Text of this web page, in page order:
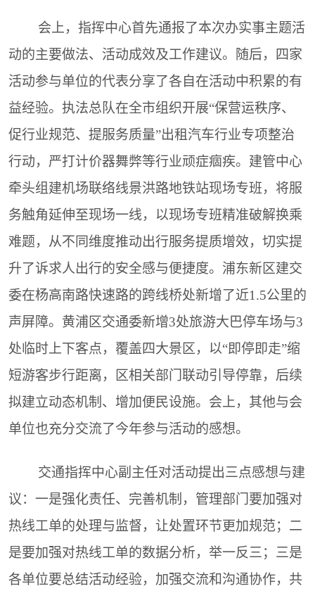
会上，指挥中心首先通报了本次办实事主题活
动的主要做法、活动成效及工作建议。随后，四家
活动参与单位的代表分享了各自在活动中积累的有
益经验。执法总队在全市组织开展“保营运秩序、
促行业规范、提服务质量”出租汽车行业专项整治
行动，严打计价器舞弊等行业顽症痼疾。建管中心
牵头组建机场联络线景洪路地铁站现场专班，将服
务触角延伸至现场一线，以现场专班精准破解换乘
难题，从不同维度推动出行服务提质增效，切实提
升了诉求人出行的安全感与便捷度。浦东新区建交
委在杨高南路快速路的跨线桥处新增了近1.5公里的
声屏障。黄浦区交通委新增3处旅游大巴停车场与3
处临时上下客点，覆盖四大景区，以“即停即走”缩
短游客步行距离，区相关部门联动引导停靠，后续
拟建立动态机制、增加便民设施。会上，其他与会
单位也充分交流了今年参与活动的感想。
交通指挥中心副主任对活动提出三点感想与建
议：一是强化责任、完善机制，管理部门要加强对
热线工单的处理与监督，让处置环节更加规范；二
是要加强对热线工单的数据分析，举一反三；三是
各单位要总结活动经验，加强交流和沟通协作，共